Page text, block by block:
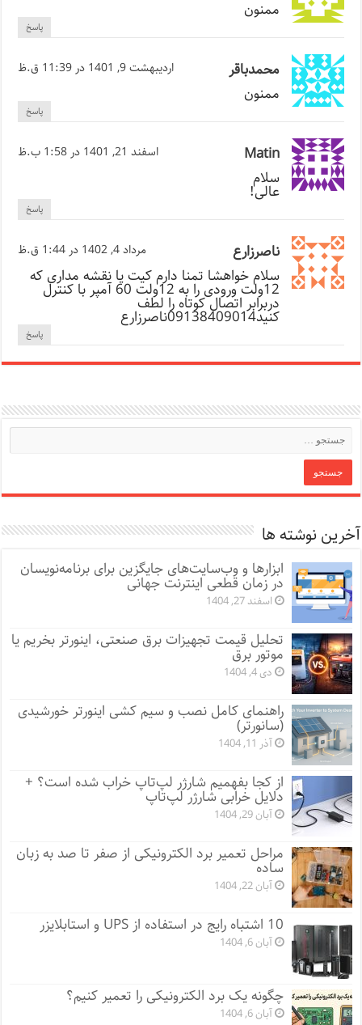
ممنون
پاسخ
محمدباقر اردیبهشت 9, 1401 در 11:39 ق.ظ
ممنون
پاسخ
Matin اسفند 21, 1401 در 1:58 ب.ظ
سلام
عالی!
پاسخ
ناصرزارع مرداد 4, 1402 در 1:44 ق.ظ
سلام خواهشا تمنا دارم کیت یا نقشه مداری که
12ولت ورودی را به 12ولت 60 آمپر با کنترل
دربرابر اتصال کوتاه را لطف
کنید09138409014ناصرزارع
پاسخ
آخرین نوشته ها
ابزارها و وب‌سایت‌های جایگزین برای برنامه‌نویسان
در زمان قطعی اینترنت جهانی
اسفند 27, 1404
تحلیل قیمت تجهیزات برق صنعتی، اینورتر بخریم یا
موتور برق
دی 4, 1404
راهنمای کامل نصب و سیم کشی اینورتر خورشیدی
(سانورتر)
آذر 11, 1404
از کجا بفهمیم شارژر لپ‌تاپ خراب شده است؟ +
دلایل خرابی شارژر لپ‌تاپ
آبان 29, 1404
مراحل تعمیر برد الکترونیکی از صفر تا صد به زبان
ساده
آبان 22, 1404
10 اشتباه رایج در استفاده از UPS و استابلایزر
آبان 6, 1404
چگونه یک برد الکترونیکی را تعمیر کنیم؟
آبان 6, 1404